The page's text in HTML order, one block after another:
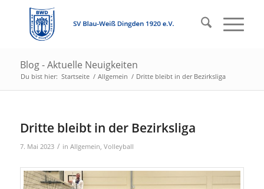
Blog - Aktuelle Neuigkeiten
Du bist hier: Startseite / Allgemein / Dritte bleibt in der Bezirksliga
Dritte bleibt in der Bezirksliga
7. Mai 2023 / in Allgemein, Volleyball